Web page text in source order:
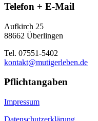
Telefon + E-Mail
Aufkirch 25
88662 Überlingen
Tel. 07551-5402
kontakt@mutigerleben.de
Pflichtangaben
Impressum
Datenschutzerklärung